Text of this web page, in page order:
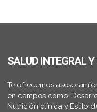
SALUD INTEGRAL
Te ofrecemos
en campos como:
Nutrición clínica y Estilo